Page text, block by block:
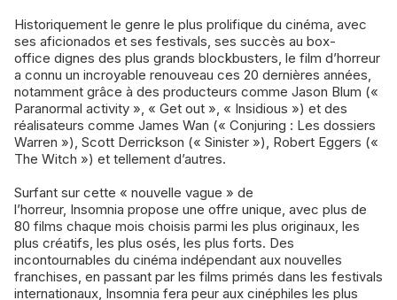
Historiquement le genre le plus prolifique du cinéma, avec
ses aficionados et ses festivals, ses succès au box-
office dignes des plus grands blockbusters, le film d’horreur
a connu un incroyable renouveau ces 20 dernières années,
notamment grâce à des producteurs comme Jason Blum («
Paranormal activity », « Get out », « Insidious ») et des
réalisateurs comme James Wan (« Conjuring : Les dossiers
Warren »), Scott Derrickson (« Sinister »), Robert Eggers («
The Witch ») et tellement d’autres.
Surfant sur cette « nouvelle vague » de
l’horreur, Insomnia propose une offre unique, avec plus de
80 films chaque mois choisis parmi les plus originaux, les
plus créatifs, les plus osés, les plus forts. Des
incontournables du cinéma indépendant aux nouvelles
franchises, en passant par les films primés dans les festivals
internationaux, Insomnia fera peur aux cinéphiles les plus